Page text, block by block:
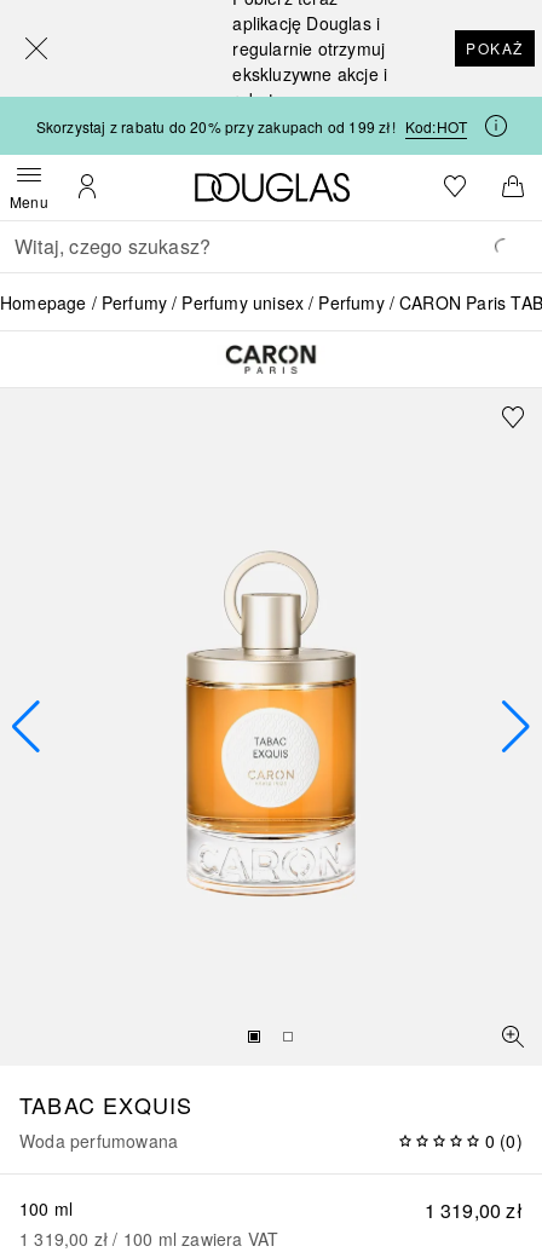
aplikację Douglas i
regularnie otrzymuj
ekskluzywne akcje i
rabaty
POKAŻ
Skorzystaj z rabatu do 20% przy zakupach od 199 zł! Kod:HOT
MenuOtwórz menuMoje konto
Strona główna Douglas
Do listyDo
Wracać
Wykonaj wyszukiwanie
Homepage Perfumy Perfumy unisex Perfumy CARON Paris
TABAC EXQUIS
Woda perfumowana 0 (0)
1 319,00 zł
100 ml
1 319,00 zł / 100 ml zawiera VAT
[navigation.slideout.screenreader]